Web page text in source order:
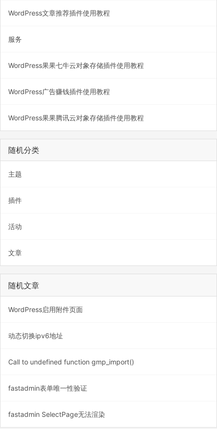
WordPress文章推荐插件使用教程
服务
WordPress果果七牛云对象存储插件使用教程
WordPress广告赚钱插件使用教程
WordPress果果腾讯云对象存储插件使用教程
随机分类
主题
插件
活动
文章
随机文章
WordPress启用附件页面
动态切换ipv6地址
Call to undefined function gmp_import()
fastadmin表单唯一性验证
fastadmin SelectPage无法渲染